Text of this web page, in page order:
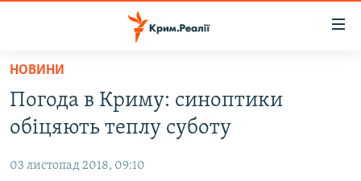
Перейти
основного
матеріалу
до
ВОДА.КРИМ
ПОЛІТИКА
НОВИНИ
Погода в Криму: синоптики
обіцяють теплу суботу
03 листопад 2018, 09:10